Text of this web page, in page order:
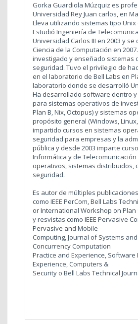
Gorka Guardiola Múzquiz es
Universidad Rey Juan carlos, en
Lleva utilizando sistemas tipo Unix
Estudió Ingeniería de
Universidad Carlos III en 2003 y se
Ciencia de la Computación en
investigado y enseñado sistemas
seguridad. Tuvo el privilegio de
en el laboratorio de Bell Labs en
laboratorio donde se desarrolló
Ha desarrollado software dentro
para sistemas operativos de
Plan B, Nix, Octopus) y sistemas
propósito general (Windows, Linux,
impartido cursos en sistemas
seguridad para empresas y la
pública y desde 2003 imparte
Informática y de
operativos, sistemas distribuidos,
seguridad.
Es autor de múltiples
como IEEE PerCom,Bell Labs
or International Workshop on Plan
y resvistas como IEEE Pervasive
Pervasive and Mobile
Computing, Journal of Systems
Concurrency Computation
Practice and Experience, Software
Experience, Computers &
Security o Bell Labs Technical